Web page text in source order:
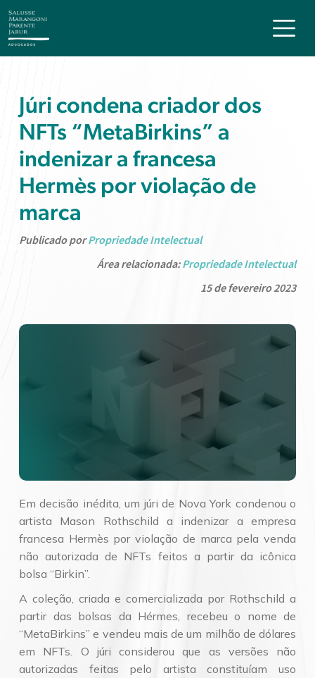
Júri condena criador dos
NFTs “MetaBirkins” a
indenizar a francesa
Hermès por violação de
marca
Publicado porPropriedade Intelectual
Área relacionada:Propriedade Intelectual
15 de fevereiro 2023
Em decisão inédita, um júri de Nova York condenou o
artista Mason Rothschild a indenizar a empresa
francesa Hermès por violação de marca pela venda
não autorizada de NFTs feitos a partir da icônica
bolsa “Birkin”.
A coleção, criada e comercializada por Rothschild a
partir das bolsas da Hérmes, recebeu o nome de
“MetaBirkins” e vendeu mais de um milhão de dólares
em NFTs. O júri considerou que as versões não
autorizadas feitas pelo artista constituíam uso